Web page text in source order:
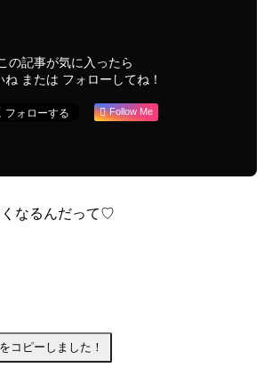
の記事が気に入ったら
ね または フォローしてね！
Follow Me
なるんだって♡
コピーしました！